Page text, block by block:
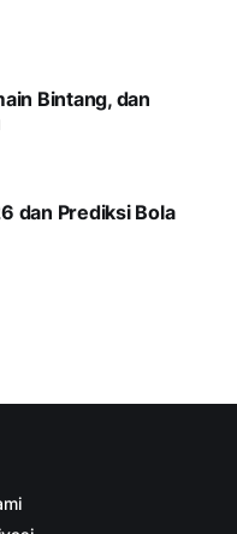
Bintang, dan
dan Prediksi Bola